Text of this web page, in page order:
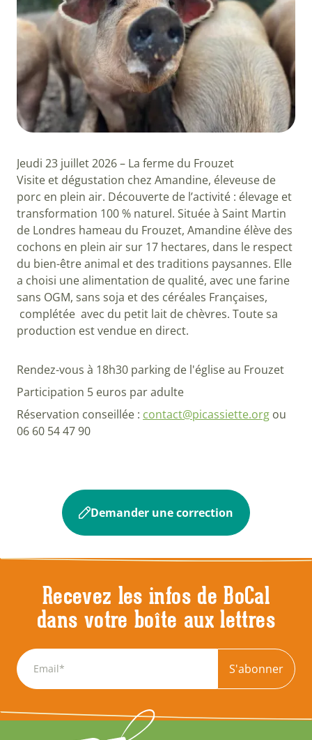
Jeudi 23 juillet 2026 – La ferme du Frouzet
Visite et dégustation chez Amandine, éleveuse de
porc en plein air. Découverte de l’activité : élevage et
transformation 100 % naturel. Située à Saint Martin
de Londres hameau du Frouzet, Amandine élève des
cochons en plein air sur 17 hectares, dans le respect
du bien-être animal et des traditions paysannes. Elle
a choisi une alimentation de qualité, avec une farine
sans OGM, sans soja et des céréales Françaises,
complétée avec du petit lait de chèvres. Toute sa
production est vendue en direct.
Rendez-vous à 18h30 parking de l'église au Frouzet
Participation 5 euros par adulte
Réservation conseillée : contact@picassiette.org ou
06 60 54 47 90
Demander une correction
Recevez les infos de BoCal
dans votre boîte aux lettres
S'abonner